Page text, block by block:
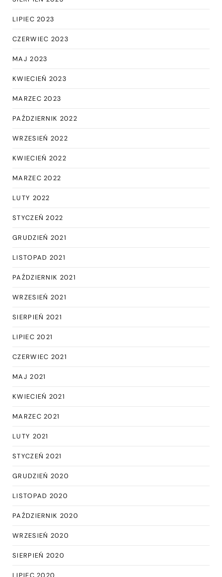
LIPIEC 2023
CZERWIEC 2023
MAJ 2023
KWIECIEŃ 2023
MARZEC 2023
PAŹDZIERNIK 2022
WRZESIEŃ 2022
KWIECIEŃ 2022
MARZEC 2022
LUTY 2022
STYCZEŃ 2022
GRUDZIEŃ 2021
LISTOPAD 2021
PAŹDZIERNIK 2021
WRZESIEŃ 2021
SIERPIEŃ 2021
LIPIEC 2021
CZERWIEC 2021
MAJ 2021
KWIECIEŃ 2021
MARZEC 2021
LUTY 2021
STYCZEŃ 2021
GRUDZIEŃ 2020
LISTOPAD 2020
PAŹDZIERNIK 2020
WRZESIEŃ 2020
SIERPIEŃ 2020
LIPIEC 2020